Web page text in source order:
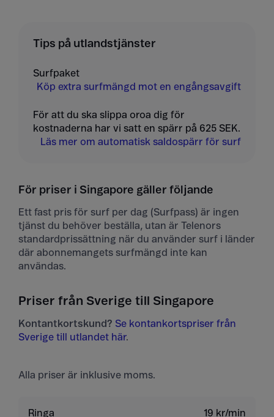
Tips på utlandstjänster
Surfpaket
Köp extra surfmängd mot en engångsavgift
För att du ska slippa oroa dig för
kostnaderna har vi satt en spärr på 625 SEK.
Läs mer om automatisk saldospärr för surf
För priser i Singapore gäller följande
Ett fast pris för surf per dag (Surfpass) är ingen
tjänst du behöver beställa, utan är Telenors
standardprissättning när du använder surf i länder
där abonnemangets surfmängd inte kan
användas.
Priser från Sverige till Singapore
Kontantkortskund? Se kontankortspriser från
Sverige till utlandet här.
Alla priser är inklusive moms.
Ringa 19 kr/min